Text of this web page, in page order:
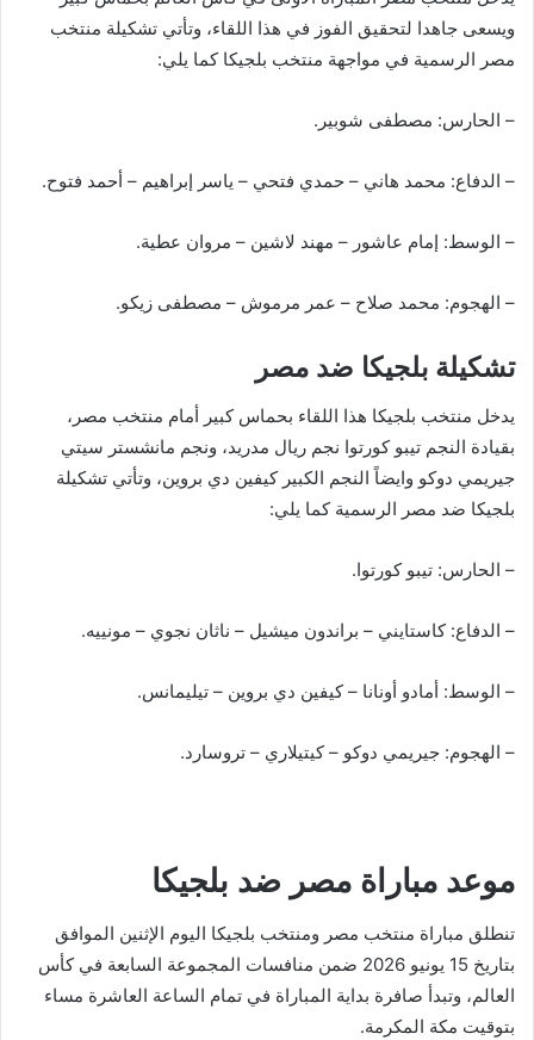
ويسعى جاهدا لتحقيق الفوز في هذا اللقاء، وتأتي تشكيلة منتخب
مصر الرسمية في مواجهة منتخب بلجيكا كما يلي:
– الحارس: مصطفى شوبير.
– الدفاع: محمد هاني – حمدي فتحي – ياسر إبراهيم – أحمد فتوح.
– الوسط: إمام عاشور – مهند لاشين – مروان عطية.
– الهجوم: محمد صلاح – عمر مرموش – مصطفى زيكو.
تشكيلة بلجيكا ضد مصر
يدخل منتخب بلجيكا هذا اللقاء بحماس كبير أمام منتخب مصر،
بقيادة النجم تيبو كورتوا نجم ريال مدريد، ونجم مانشستر سيتي
جيريمي دوكو وايضاً النجم الكبير كيفين دي بروين، وتأتي تشكيلة
بلجيكا ضد مصر الرسمية كما يلي:
– الحارس: تيبو كورتوا.
– الدفاع: كاستايني – براندون ميشيل – ناثان نجوي – مونييه.
– الوسط: أمادو أونانا – كيفين دي بروين – تيليمانس.
– الهجوم: جيريمي دوكو – كيتيلاري – تروسارد.
موعد مباراة مصر ضد بلجيكا
تنطلق مباراة منتخب مصر ومنتخب بلجيكا اليوم الإثنين الموافق
بتاريخ 15 يونيو 2026 ضمن منافسات المجموعة السابعة في كأس
العالم، وتبدأ صافرة بداية المباراة في تمام الساعة العاشرة مساء
بتوقيت مكة المكرمة.